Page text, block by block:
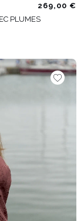
269,00 €
PLUMES